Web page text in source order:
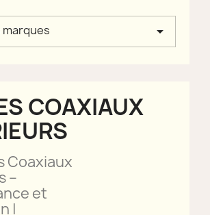
arrow_drop_down
COAXIAUX
Coaxiaux
–
et
|